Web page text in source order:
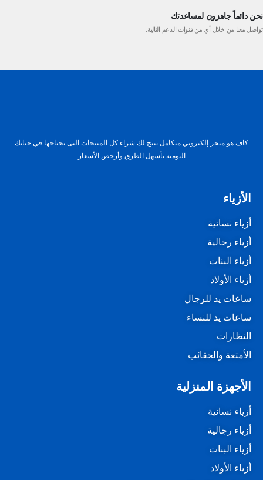
نحن دائماً جاهزون لمساعدتك
تواصل معنا من خلال أي من قنوات الدعم التالية:
كاف هو متجر إلكتروني متكامل يتيح لك شراء كل المنتجات التى تحتاجها في حياتك
اليومية بأسهل الطرق وأرخص الأسعار
الأزياء
أزياء نسائية
أزياء رجالية
أزياء البنات
أزياء الأولاد
ساعات يد للرجال
ساعات يد للنساء
النظارات
الأمتعة والحقائب
الأجهزة المنزلية
أزياء نسائية
أزياء رجالية
أزياء البنات
أزياء الأولاد